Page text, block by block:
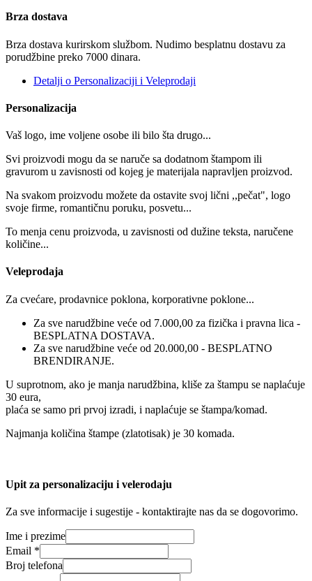
Brza dostava
Brza dostava kurirskom službom. Nudimo besplatnu dostavu za
porudžbine preko 7000 dinara.
Detalji o Personalizaciji i Veleprodaji
Personalizacija
Vaš logo, ime voljene osobe ili bilo šta drugo...
Svi proizvodi mogu da se naruče sa dodatnom štampom ili
gravurom u zavisnosti od kojeg je materijala napravljen proizvod.
Na svakom proizvodu možete da ostavite svoj lični ,,pečat", logo
svoje firme, romantičnu poruku, posvetu...
To menja cenu proizvoda, u zavisnosti od dužine teksta, naručene
količine...
Veleprodaja
Za cvećare, prodavnice poklona, korporativne poklone...
Za sve narudžbine veće od 7.000,00 za fizička i pravna lica -
BESPLATNA DOSTAVA.
Za sve narudžbine veće od 20.000,00 - BESPLATNO
BRENDIRANJE.
U suprotnom, ako je manja narudžbina, kliše za štampu se naplaćuje
30 eura,
plaća se samo pri prvoj izradi, i naplaćuje se štampa/komad.
Najmanja količina štampe (zlatotisak) je 30 komada.
Upit za personalizaciju i velerodaju
Za sve informacije i sugestije - kontaktirajte nas da se dogovorimo.
Ime i prezime
Email *
Broj telefona